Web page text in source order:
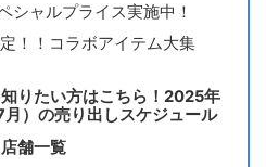
シャルプライス実施中！
定！！コラボアイテム大集
りたい方はこちら！2025年
）の売り出しスケジュール
舗一覧